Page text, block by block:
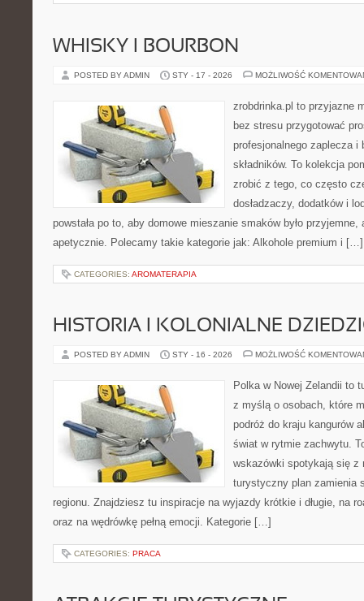
WHISKY I BOURBON
POSTED BY ADMIN STY - 17 - 2026 MOŻLIWOŚĆ
zrobdrinka.pl to przyjazne
bez stresu przygotować
profesjonalnego zaplecza i
składników. To kolekcja
zrobić z tego, co często
dosładzaczy, dodatków i
powstała po to, aby domowe mieszanie smaków było przyjemne,
apetycznie. Polecamy takie kategorie jak: Alkohole premium i […]
CATEGORIES: AROMATERAPIA
HISTORIA I KOLONIALNE
POSTED BY ADMIN STY - 16 - 2026 MOŻLIWOŚĆ
Polka w Nowej Zelandii to
z myślą o osobach, które
podróż do kraju kangurów
świat w rytmie zachwytu.
wskazówki spotykają się z
turystyczny plan zamienia
regionu. Znajdziesz tu inspiracje na wyjazdy krótkie i długie, na
oraz na wędrówkę pełną emocji. Kategorie […]
CATEGORIES: PRACA